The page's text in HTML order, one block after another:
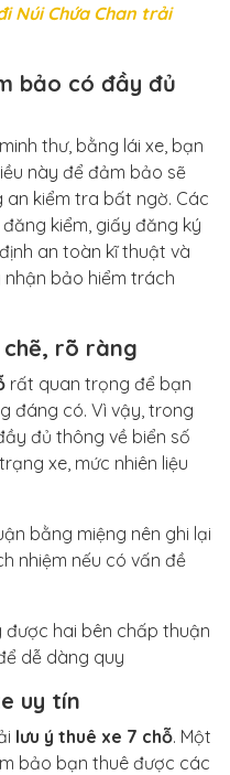
Núi Chứa Chan trải
bảo có đầy đủ
thư, bằng lái xe, bạn
này để đảm bảo sẽ
an kiểm tra bất ngờ. Các
kiểm, giấy đăng ký
an toàn kĩ thuật và
bảo hiểm trách
rõ ràng
rất quan trọng để bạn
đáng có. Vì vậy, trong
đủ thông về biển số
xe, mức nhiên liệu
bằng miệng nên ghi lại
nhiệm nếu có vấn đề
hai bên chấp thuận
dễ dàng quy
uy tín
lưu ý thuê xe 7 chỗ. Một
bảo bạn thuê được các